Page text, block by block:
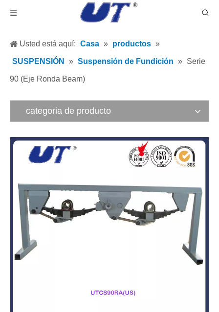
Usted está aquí: Casa » productos »
SUSPENSIÓN » Suspensión de Fundición » Serie
90 (Eje ​​Ronda Beam)
categoria de producto